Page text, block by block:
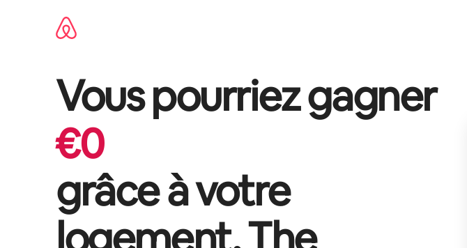
Vous pourriez gagner
€0
grâce à votre